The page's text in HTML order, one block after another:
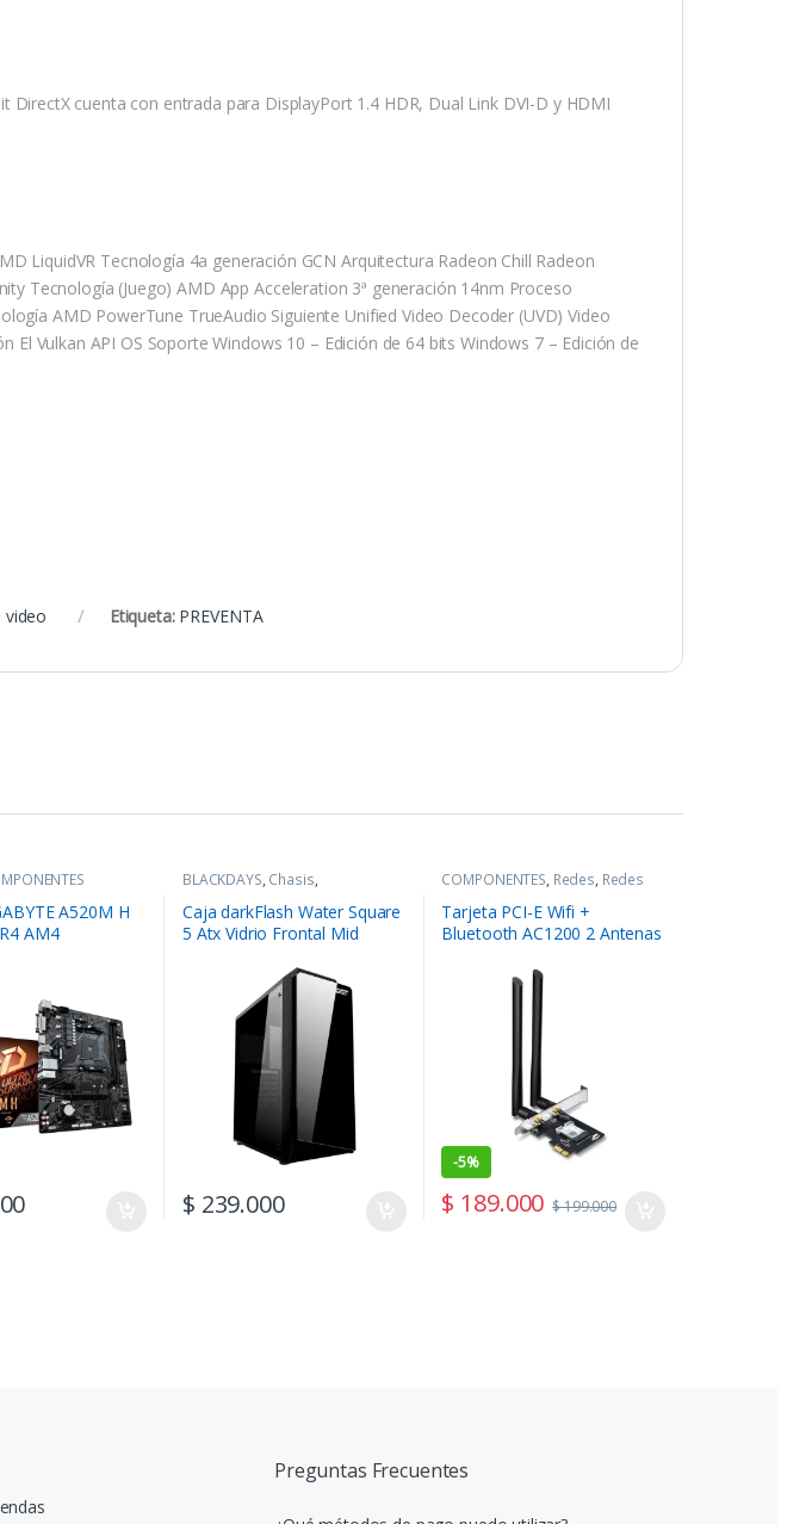
DirectX cuenta con entrada para DisplayPort 1.4 HDR, Dual Link DVI-D y HDMI
LiquidVR Tecnología 4a generación GCN Arquitectura Radeon Chill Radeon
Tecnología (Juego) AMD App Acceleration 3ª generación 14nm Proceso
AMD PowerTune TrueAudio Siguiente Unified Video Decoder (UVD) Video
El Vulkan API OS Soporte Windows 10 – Edición de 64 bits Windows 7 – Edición de
video Etiqueta: PREVENTA
A520M H
AM4
BLACKDAYS, Chasis,
COMPONENTES
Caja darkFlash Water Square
5 Atx Vidrio Frontal Mid
$ 239.000
COMPONENTES, Redes, Redes
Tarjeta PCI-E Wifi +
Bluetooth AC1200 2 Antenas
-5%
$ 189.000 $199.000
Preguntas Frecuentes